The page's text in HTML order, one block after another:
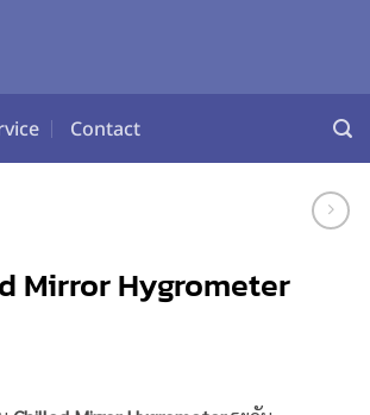
Contact
Mirror Hygrometer